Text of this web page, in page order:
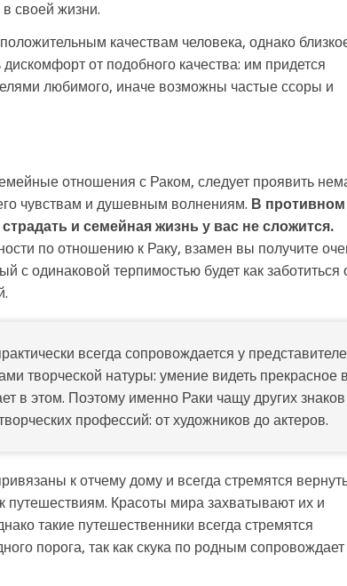
своей жизни.
качествам человека, однако
от подобного качества: им придется
любимого, иначе возможны частые ссоры и
отношения с Раком, следует проявить
чувствам и душевным волнениям. В противном
и семейная жизнь у вас не сложится.
по отношению к Раку, взамен вы получите
с одинаковой терпимостью будет как заботиться
всегда сопровождается у
творческой натуры: умение видеть прекрасное в
в этом. Поэтому именно Раки чащу других знаков
профессий: от художников до актеров.
к отчему дому и всегда стремятся
путешествиям. Красоты мира захватывают их и
такие путешественники всегда стремятся
порога, так как скука по родным сопровождает